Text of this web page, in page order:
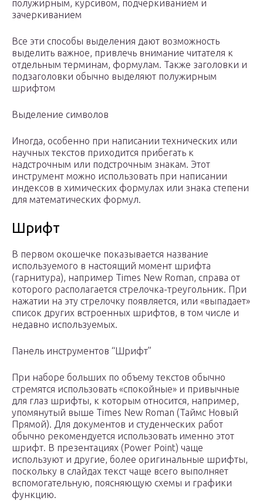
полужирным, курсивом, подчеркиванием и
зачеркиванием
Все эти способы выделения дают возможность
выделить важное, привлечь внимание читателя к
отдельным терминам, формулам. Также заголовки и
подзаголовки обычно выделяют полужирным
шрифтом
Выделение символов
Иногда, особенно при написании технических или
научных текстов приходится прибегать к
надстрочным или подстрочным знакам. Этот
инструмент можно использовать при написании
индексов в химических формулах или знака степени
для математических формул.
Шрифт
В первом окошечке показывается название
используемого в настоящий момент шрифта
(гарнитура), например Times New Roman, справа от
которого располагается стрелочка-треугольник. При
нажатии на эту стрелочку появляется, или «выпадает»
список других встроенных шрифтов, в том числе и
недавно используемых.
Панель инструментов “Шрифт”
При наборе больших по объему текстов обычно
стремятся использовать «спокойные» и привычные
для глаз шрифты, к которым относится, например,
упомянутый выше Times New Roman (Таймс Новый
Прямой). Для документов и студенческих работ
обычно рекомендуется использовать именно этот
шрифт. В презентациях (Power Point) чаще
используют и другие, более оригинальные шрифты,
поскольку в слайдах текст чаще всего выполняет
вспомогательную, поясняющую схемы и графики
функцию.